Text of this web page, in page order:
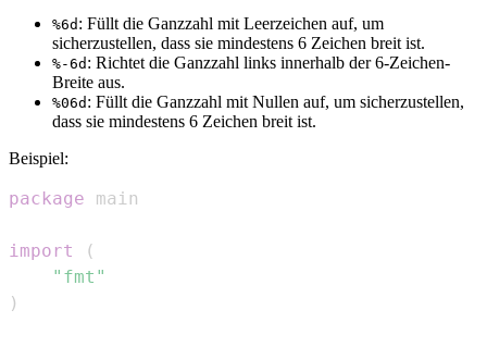
%6d : Füllt die Ganzzahl mit Leerzeichen auf, um
sicherzustellen, dass sie mindestens 6 Zeichen breit ist.
%-6d : Richtet die Ganzzahl links innerhalb der 6-Zeichen-
Breite aus.
%06d : Füllt die Ganzzahl mit Nullen auf, um sicherzustellen,
dass sie mindestens 6 Zeichen breit ist.
Beispiel:
package
import
(
"fmt"
)